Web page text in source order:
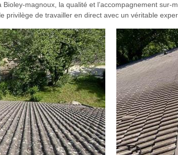
magnoux, la qualité et l’accompagnement
privilège de travailler en direct avec un véritable